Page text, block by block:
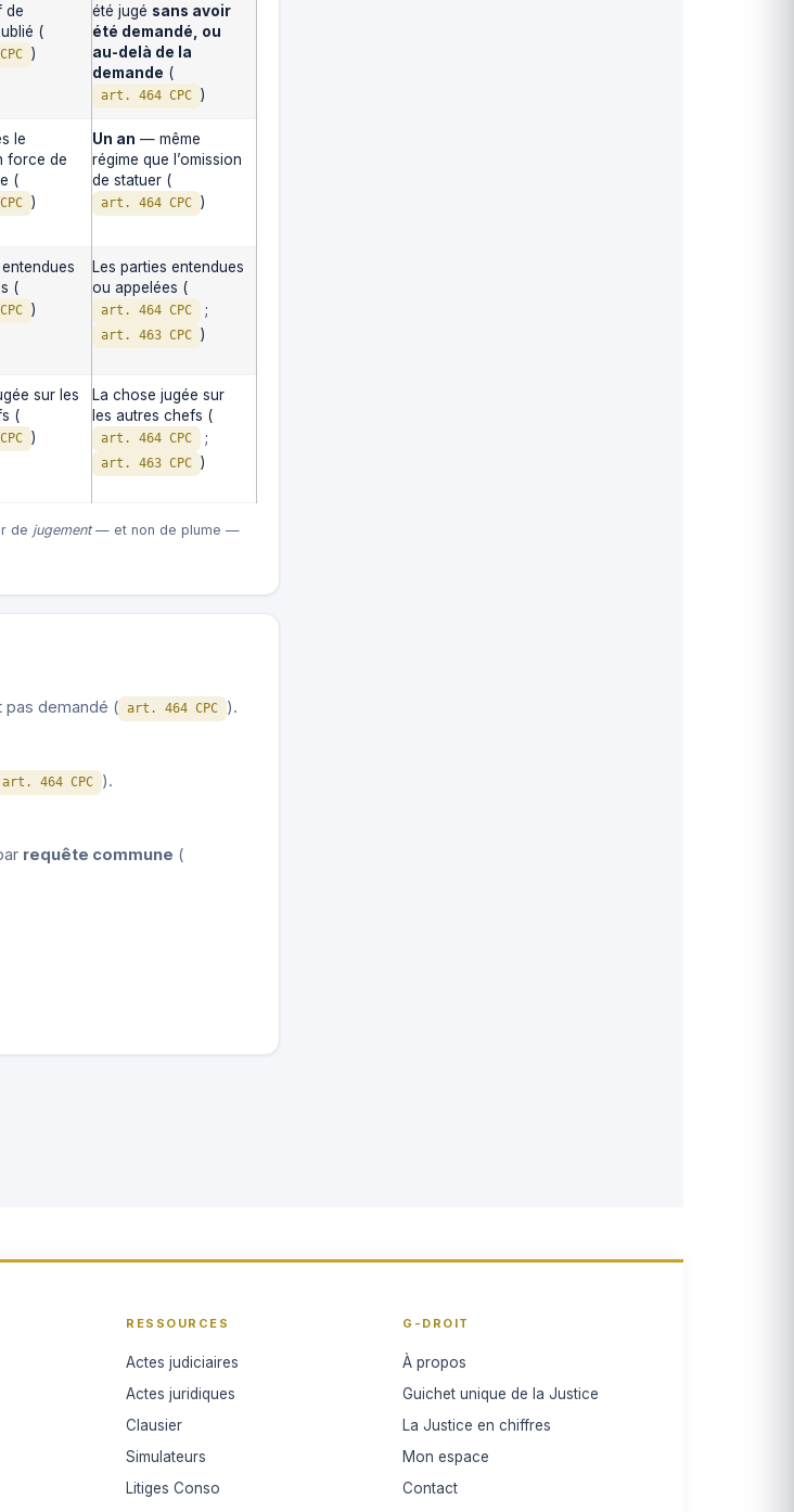
de
(
)
été jugé sans avoir
été demandé, ou
au-delà de la
demande (
art. 464 CPC )
le
force de
(
)
Un an — même
régime que l’omission
de statuer (
art. 464 CPC )
(
)
Les parties entendues
ou appelées (
art. 464 CPC ;
art. 463 CPC )
sur les
(
)
La chose jugée sur
les autres chefs (
art. 464 CPC ;
art. 463 CPC )
de jugement— et non de plume —
pas demandé ( art. 464 CPC ).
art. 464 CPC ).
requête commune (
RESSOURCES
Actes judiciaires
Actes juridiques
Clausier
Simulateurs
Litiges Conso
G-DROIT
À propos
Guichet unique de la Justice
La Justice en chiffres
Mon espace
Contact